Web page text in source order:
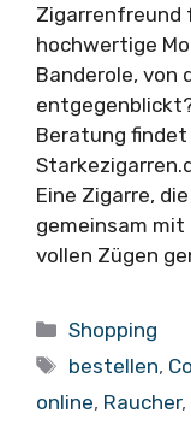
Zigarrenfreund
hochwertige
Banderole, von
Beratung
Eine Zigarre,
gemeinsam mit
vollen Zügen
Kategorien
Shopping
bestellen,
online, Raucher,